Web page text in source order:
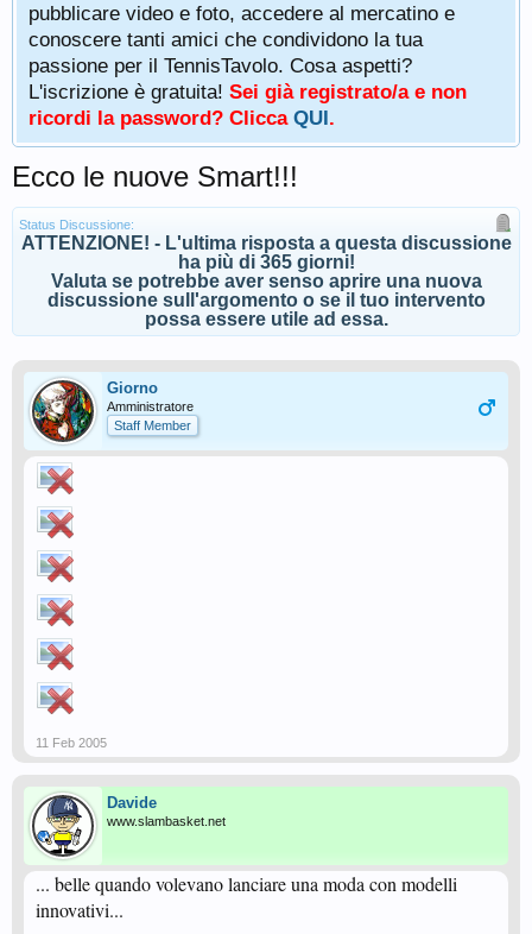
pubblicare video e foto, accedere al mercatino e
conoscere tanti amici che condividono la tua
passione per il TennisTavolo. Cosa aspetti?
L'iscrizione è gratuita! Sei già registrato/a e non
ricordi la password? Clicca QUI.
Ecco le nuove Smart!!!
Status Discussione:
ATTENZIONE! - L'ultima risposta a questa discussione
ha più di 365 giorni!
Valuta se potrebbe aver senso aprire una nuova
discussione sull'argomento o se il tuo intervento
possa essere utile ad essa.
Giorno
Amministratore
Staff Member
11 Feb 2005
Davide
www.slambasket.net
... belle quando volevano lanciare una moda con modelli
innovativi...